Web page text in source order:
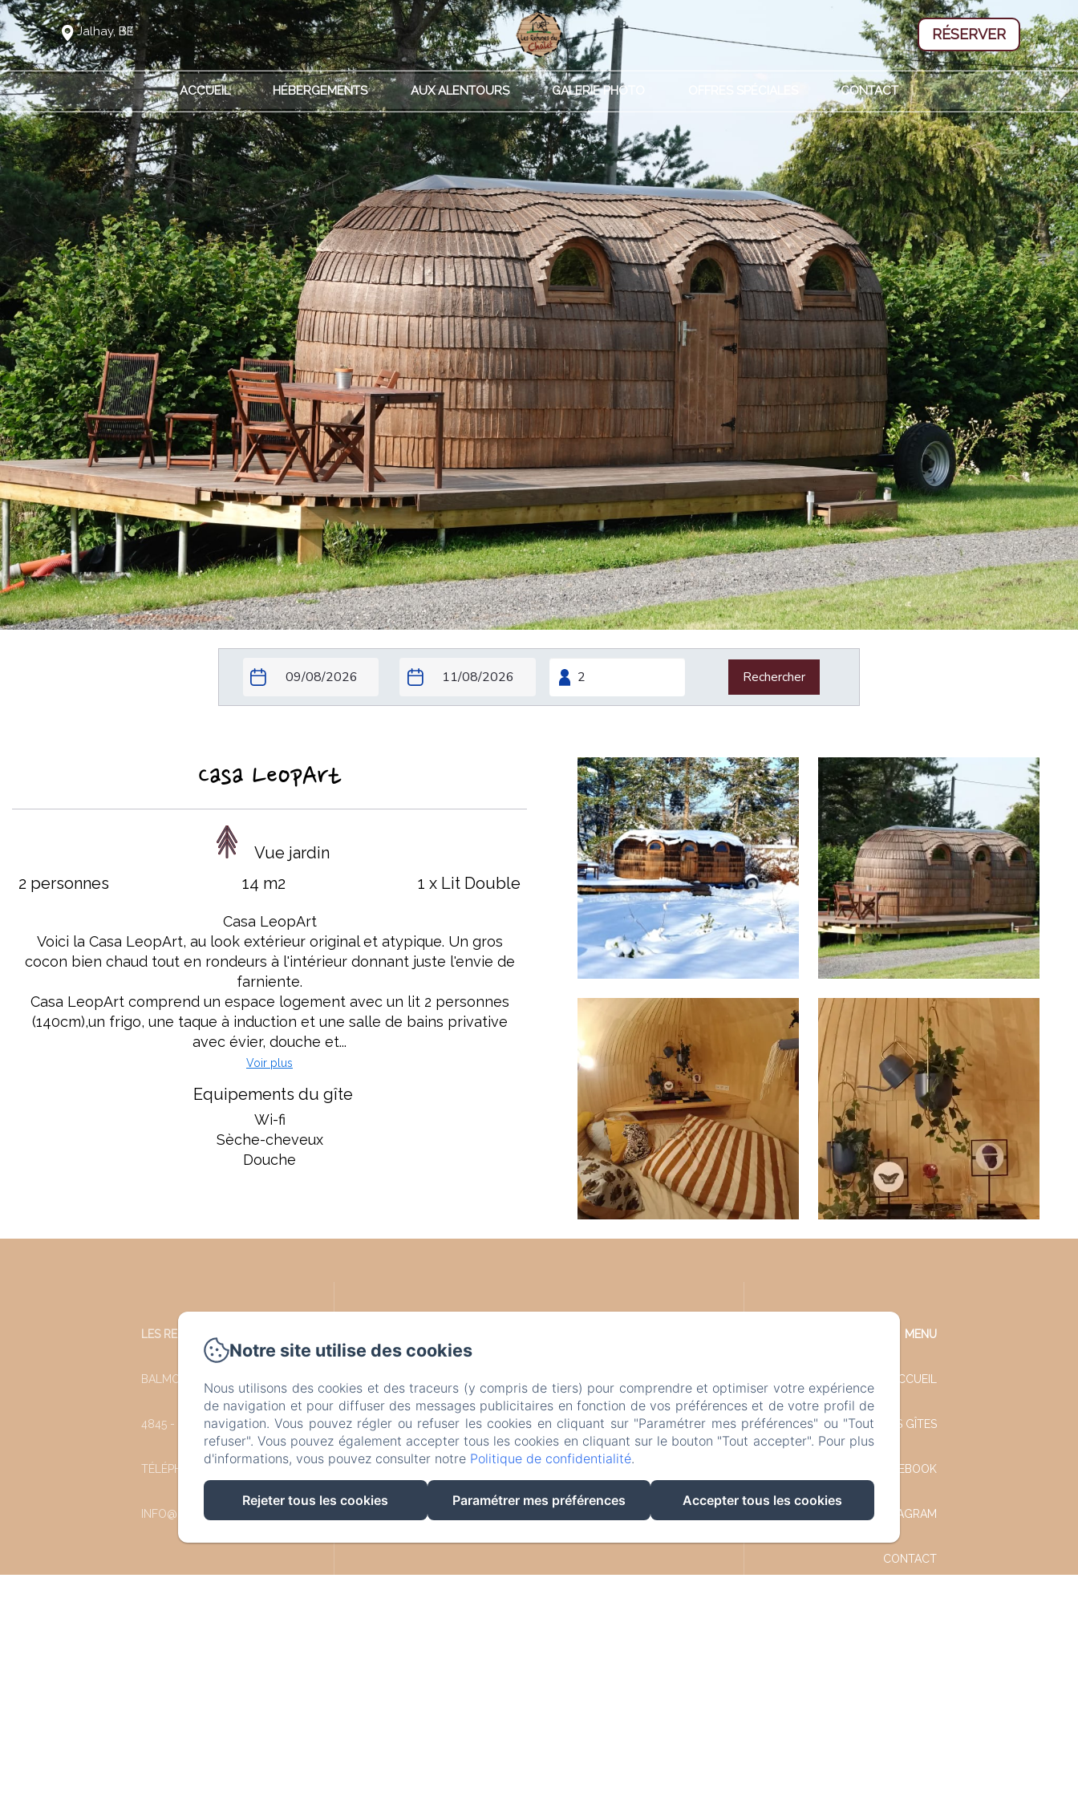
Jalhay, BE RÉSERVER
ACCUEIL HÉBERGEMENTS AUX ALENTOURS GALERIE PHOTO CONTACT
Rechercher
Casa LeopArt
Vue jardin
2 personnes
14 m2 1 x Lit Double
Casa LeopArt
Voici la Casa LeopArt, au look extérieur original et atypique. Un gros
cocon bien chaud tout en rondeurs à l'intérieur donnant juste l'envie de
farniente.
Casa LeopArt comprend un espace logement avec un lit 2 personnes
(140cm),un frigo, une taque à induction et une salle de bains privative
avec évier, douche et...
Voir plus
Equipements du gîte
Wi-fi
Sèche-cheveux
Douche
LES REFUGES DU CHALET
BALMORAL 35
4845 - JALHAY
TÉLÉPHONE: +32 87 77 57 77
INFO@LESREFUGESDUCHALET.BE
MENU
ACCUEIL
NOS GÎTES
FACEBOOK
INSTAGRAM
CONTACT
Notre site utilise des cookies
Nous utilisons des cookies et des traceurs (y compris de tiers) pour comprendre et optimiser votre expérience
de navigation et pour diffuser des messages publicitaires en fonction de vos préférences et de votre profil de
navigation. Vous pouvez régler ou refuser les cookies en cliquant sur "Paramétrer mes préférences" ou "Tout
refuser". Vous pouvez également accepter tous les cookies en cliquant sur le bouton "Tout accepter". Pour plus
d'informations, vous pouvez consulter notre Politique de confidentialité.
Rejeter tous les cookies Paramétrer mes préférences Accepter tous les cookies